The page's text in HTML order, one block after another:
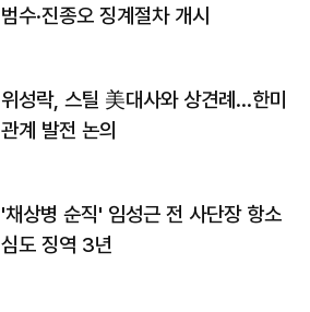
범수·진종오 징계절차 개시
위성락, 스틸 美대사와 상견례…한미
관계 발전 논의
'채상병 순직' 임성근 전 사단장 항소
심도 징역 3년